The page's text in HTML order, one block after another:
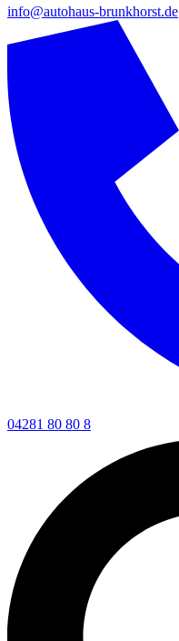
info@autohaus-brunkhorst.de
04281 80 80 8